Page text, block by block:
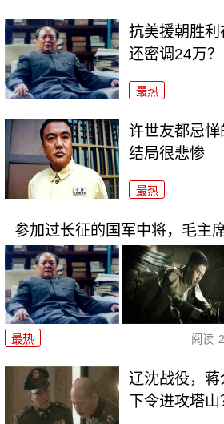
抗美援朝胜
还密调24万？
最热
许世友都忌惮
结局很悲惨
最热
参加过长征的国军中将，毛主
最热 阅读
辽沈战役，
下令进攻塔山